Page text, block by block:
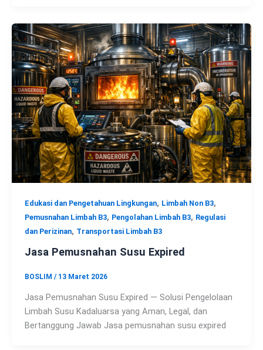
Edukasi dan Pengetahuan Lingkungan, Limbah Non B3,
Pemusnahan Limbah B3, Pengolahan Limbah B3, Regulasi
dan Perizinan, Transportasi Limbah B3
Jasa Pemusnahan Susu Expired
BOSLIM / 13 Maret 2026
Jasa Pemusnahan Susu Expired — Solusi Pengelolaan
Limbah Susu Kadaluarsa yang Aman, Legal, dan
Bertanggung Jawab Jasa pemusnahan susu expired